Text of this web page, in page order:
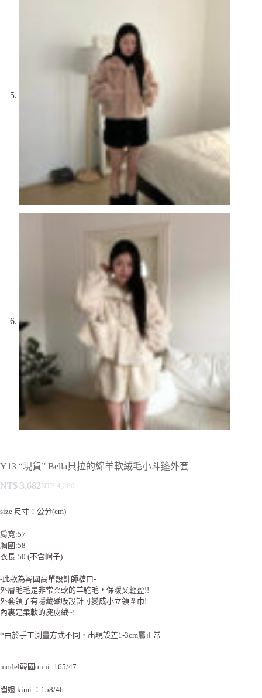
Y13 “現貨” Bella貝拉的綿羊軟絨毛小斗篷外套
NT$ 4,280
NT$ 3,682
size 尺寸：公分(cm)
肩寬:57
胸圍:58
衣長:50 (不含帽子)
-此款為韓國高單設計師檔口-
外層毛毛是非常柔軟的羊駝毛，保暖又輕盈!!
外套領子有隱藏磁吸設計可變成小立領圍巾!
內裏是柔軟的麂皮絨~!
*由於手工測量方式不同，出現誤差1-3cm屬正常
–
model韓國onni :165/47
闆娘 kimi ：158/46